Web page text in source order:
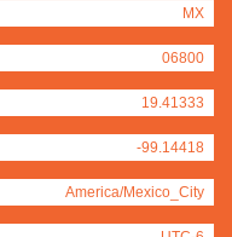
MX
06800
19.41333
-99.14418
America/Mexico_City